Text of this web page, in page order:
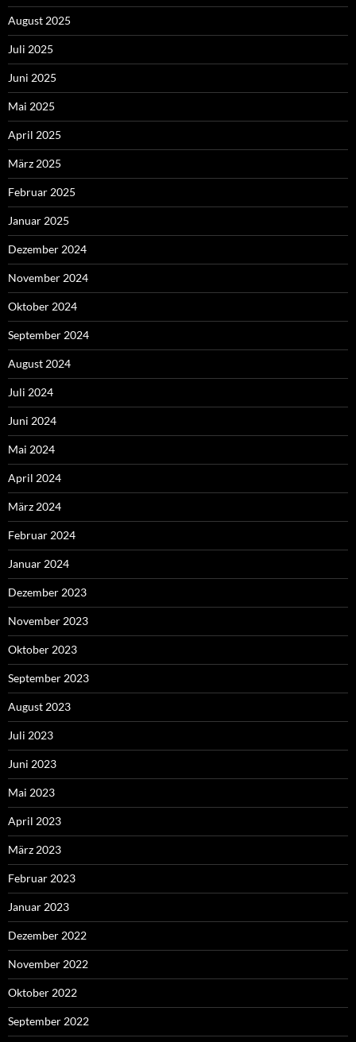
August 2025
Juli 2025
Juni 2025
Mai 2025
April 2025
März 2025
Februar 2025
Januar 2025
Dezember 2024
November 2024
Oktober 2024
September 2024
August 2024
Juli 2024
Juni 2024
Mai 2024
April 2024
März 2024
Februar 2024
Januar 2024
Dezember 2023
November 2023
Oktober 2023
September 2023
August 2023
Juli 2023
Juni 2023
Mai 2023
April 2023
März 2023
Februar 2023
Januar 2023
Dezember 2022
November 2022
Oktober 2022
September 2022